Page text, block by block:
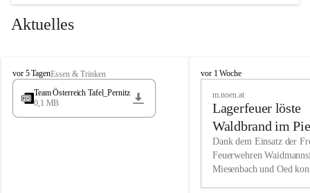
Eisstockschießen gibt es auf dem nahe gelegenen Unterberg
wunderschöne Naturschneepisten, die zum Schifahren oder
vielfältige Angebot unserer Kulturvereine.
Überzeugen Sie sich selbst, dass Sie in Miesenbach sowie
in den Beherbergungsbetrieben, Gaststätten und urigen
Wir kennen Miesenbach als lebens- und liebenswerten Ort.
Tradition und Innovation werden ebenso groß geschrieben
Aktuelles
M
i
s
vor 5 TagenEssen & Trinken
Team Österreich Tafel_Pernitz
0,1 MB
M
h
vor 1 Woche
m.noen.at
Lagerfeuer löste
Waldbrand im
aus
Dank dem Einsatz der
Feuerwehren
Miesenbach und Oed